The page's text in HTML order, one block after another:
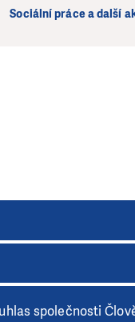
Sociální práce a další
společnosti